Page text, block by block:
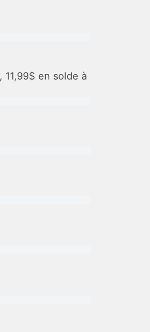
en solde à